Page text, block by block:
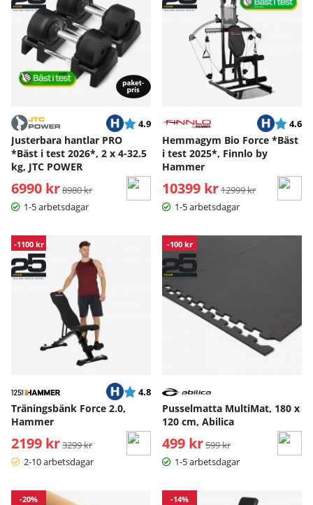
Betyg:
4.9 utav 5 stjärnor
Justerbara hantlar PRO
*Bäst i test 2026*, 2 x 4-32.5
kg, JTC POWER
6990 kr Ordinarie pris:
8980 kr
1-5 arbetsdagar
Betyg:
4.6
Hemmagym Bio Force *Bäst
i test 2025*, Finnlo by
Hammer
10399 kr Ordinarie pris:
12999 kr
1-5 arbetsdagar
-1100 kr
Betyg:
4.8 utav 5 stjärnor
Träningsbänk Force 2.0,
Hammer
2199 kr Ordinarie pris:
3299 kr
2-10 arbetsdagar
-100 kr
Pusselmatta MultiMat, 180 x
120 cm, Abilica
499 kr Ordinarie pris:
599 kr
1-5 arbetsdagar
-20% -14%